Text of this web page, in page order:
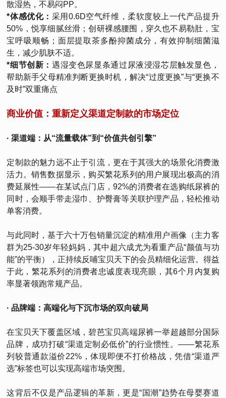
散湿热，不易闷PP。
*体感优化： 采用0.6D空气纤维，柔软度较上一代产品提升
50%，悦享细腻丝滑；创研裸感腰围，穿久也不易勒肚，宝
宝呼吸顺畅；面层提取茶多酚抑菌成分，有效抑制细菌滋
生，减少肌肤不适。
*细节创新：遇湿变色尿显条通过尿液浸湿芯层触发显色，
帮助新手父母精准判断更换时机，解决“过度更换”与“更换不
及时”双重痛点
商业价值：重新定义渠道定制款的市场定位
· 渠道端：从“流量载体”到“价值共创引擎”
定制款的魅力远不止于引流，更在于其强大的场景化消费激
活力。销售数据显示，购买繁花系列的用户展现出极高的消
费延展性——在某试点门店，92%的消费者在选购纸尿裤的
同时，会顺手带走湿巾、护臀膏等关联护理产品，轻松推动
单客消费。
与此同时，基于六十万包销量沉淀的精准用户画像（主力客
群为25-30岁年轻妈妈，其中超六成尤为看重产品“颜值与功
能”的平衡），正持续反哺宝贝天下的会员精细化运营。得益
于此，繁花系列的消费者忠诚度表现亮眼，其6个月内复购
率显著领跑常规产品。
· 品牌端：高端化与下沉市场的双向破局
在宝贝天下覆盖区域，碧芭宝贝高端尿裤一举超越部分国际
品牌，成功打破“渠道定制必低价”的行业惯性。——繁花系
列较普通款溢价22%，体现即便不打价格战，凭借“渠道严
选”标签也可以实现高端市场突围。
这背后不仅是产品逻辑的革新，更是“国潮”趋势在母婴赛道